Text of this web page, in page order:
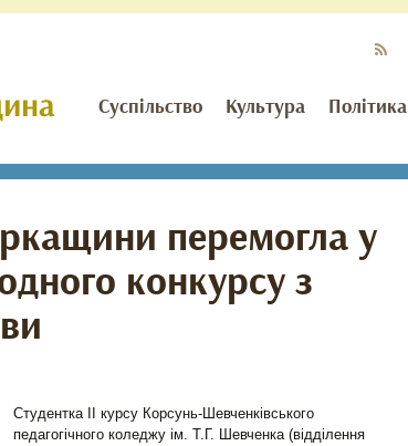
Суспільство Культура Політика
перемогла у
конкурсу з
Студентка ІІ курсу Корсунь-Шевченківського
педагогічного коледжу ім. Т.Г. Шевченка (відділення